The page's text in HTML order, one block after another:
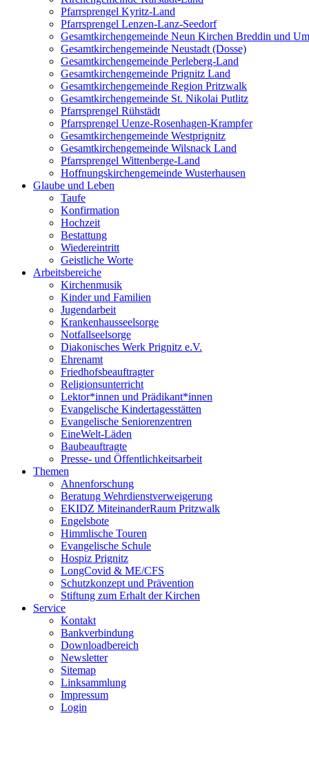
Pfarrsprengel Kyritz-Land
Pfarrsprengel Lenzen-Lanz-Seedorf
Gesamtkirchengemeinde Neun Kirchen Breddin und
Gesamtkirchengemeinde Neustadt (Dosse)
Gesamtkirchengemeinde Perleberg-Land
Gesamtkirchengemeinde Prignitz Land
Gesamtkirchengemeinde Region Pritzwalk
Gesamtkirchengemeinde St. Nikolai Putlitz
Pfarrsprengel Rühstädt
Pfarrsprengel Uenze-Rosenhagen-Krampfer
Gesamtkirchengemeinde Westprignitz
Gesamtkirchengemeinde Wilsnack Land
Pfarrsprengel Wittenberge-Land
Hoffnungskirchengemeinde Wusterhausen
Glaube und Leben
Taufe
Konfirmation
Hochzeit
Bestattung
Wiedereintritt
Geistliche Worte
Arbeitsbereiche
Kirchenmusik
Kinder und Familien
Jugendarbeit
Krankenhausseelsorge
Notfallseelsorge
Diakonisches Werk Prignitz e.V.
Ehrenamt
Friedhofsbeauftragter
Religionsunterricht
Lektor*innen und Prädikant*innen
Evangelische Kindertagesstätten
Evangelische Seniorenzentren
EineWelt-Läden
Baubeauftragte
Presse- und Öffentlichkeitsarbeit
Themen
Ahnenforschung
Beratung Wehrdienstverweigerung
EKIDZ MiteinanderRaum Pritzwalk
Engelsbote
Himmlische Touren
Evangelische Schule
Hospiz Prignitz
LongCovid & ME/CFS
Schutzkonzept und Prävention
Stiftung zum Erhalt der Kirchen
Service
Kontakt
Bankverbindung
Downloadbereich
Newsletter
Sitemap
Linksammlung
Impressum
Login